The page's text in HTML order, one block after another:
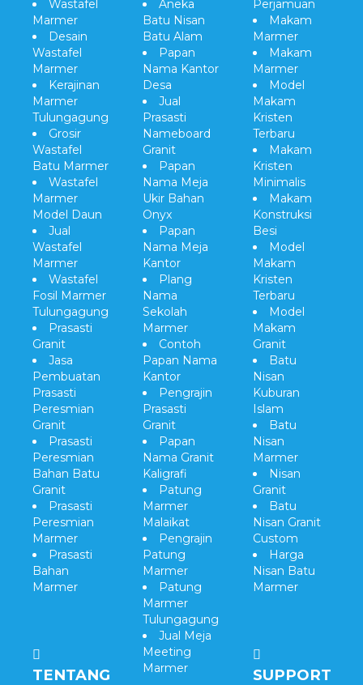
Wastafel
Marmer
Desain
Wastafel
Marmer
Kerajinan
Marmer
Tulungagung
Grosir
Wastafel
Batu Marmer
Wastafel
Marmer
Model Daun
Jual
Wastafel
Marmer
Wastafel
Fosil Marmer
Tulungagung
Prasasti
Granit
Jasa
Pembuatan
Prasasti
Peresmian
Granit
Prasasti
Peresmian
Bahan Batu
Granit
Prasasti
Peresmian
Marmer
Prasasti
Bahan
Marmer
TENTANG
Aneka
Batu Nisan
Batu Alam
Papan
Nama Kantor
Desa
Jual
Prasasti
Nameboard
Granit
Papan
Nama Meja
Ukir Bahan
Onyx
Papan
Nama Meja
Kantor
Plang
Nama
Sekolah
Marmer
Contoh
Papan Nama
Kantor
Pengrajin
Prasasti
Granit
Papan
Nama Granit
Kaligrafi
Patung
Marmer
Malaikat
Pengrajin
Patung
Marmer
Patung
Marmer
Tulungagung
Jual Meja
Meeting
Marmer
Perjamuan
Makam
Marmer
Makam
Marmer
Model
Makam
Kristen
Terbaru
Makam
Kristen
Minimalis
Makam
Konstruksi
Besi
Model
Makam
Kristen
Terbaru
Model
Makam
Granit
Batu
Nisan
Kuburan
Islam
Batu
Nisan
Marmer
Nisan
Granit
Batu
Nisan Granit
Custom
Harga
Nisan Batu
Marmer
SUPPORT